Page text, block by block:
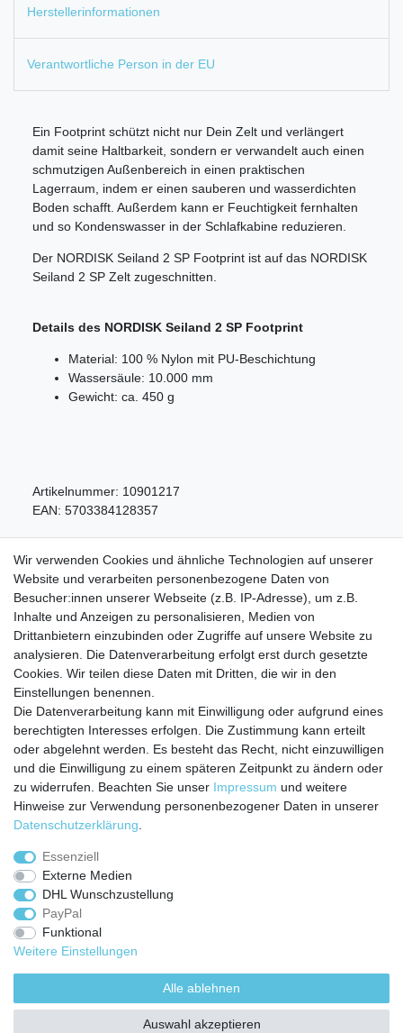
Herstellerinformationen
Verantwortliche Person in der EU
Ein Footprint schützt nicht nur Dein Zelt und verlängert
damit seine Haltbarkeit, sondern er verwandelt auch einen
schmutzigen Außenbereich in einen praktischen
Lagerraum, indem er einen sauberen und wasserdichten
Boden schafft. Außerdem kann er Feuchtigkeit fernhalten
und so Kondenswasser in der Schlafkabine reduzieren.
Der NORDISK Seiland 2 SP Footprint ist auf das NORDISK
Seiland 2 SP Zelt zugeschnitten.
Details des NORDISK Seiland 2 SP Footprint
Material: 100 % Nylon mit PU-Beschichtung
Wassersäule: 10.000 mm
Gewicht: ca. 450 g
Artikelnummer: 10901217
EAN: 5703384128357
Wir verwenden Cookies und ähnliche Technologien auf unserer
Website und verarbeiten personenbezogene Daten von
Besucher:innen unserer Webseite (z.B. IP-Adresse), um z.B.
Inhalte und Anzeigen zu personalisieren, Medien von
Drittanbietern einzubinden oder Zugriffe auf unsere Website zu
analysieren. Die Datenverarbeitung erfolgt erst durch gesetzte
Cookies. Wir teilen diese Daten mit Dritten, die wir in den
Einstellungen benennen.
Die Datenverarbeitung kann mit Einwilligung oder aufgrund eines
berechtigten Interesses erfolgen. Die Zustimmung kann erteilt
oder abgelehnt werden. Es besteht das Recht, nicht einzuwilligen
und die Einwilligung zu einem späteren Zeitpunkt zu ändern oder
zu widerrufen. Beachten Sie unser Impressum und weitere
Hinweise zur Verwendung personenbezogener Daten in unserer
Daten­schutz­erklärung
Essenziell
Externe Medien
DHL Wunschzustellung
PayPal
Funktional
Weitere Einstellungen
Alle ablehnen
Auswahl akzeptieren
Service
Zahlungarten
Versandkosten
Batterierücknahmeverordnung
Kostenloser Newsletter
E-MAIL **
Newsletter
Honig
Daten­schutz­erklärung
Einwilligung kann ich jederzeit widerrufen.**
Impressum
Widerrufs­recht Vertrag widerrufen Kontakt